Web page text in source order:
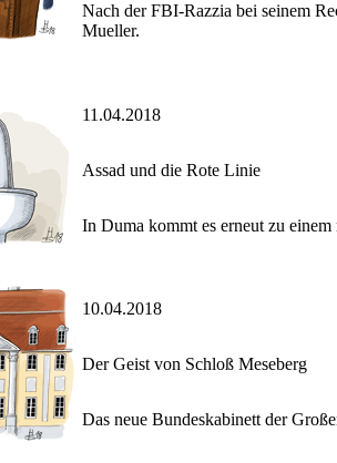
Nach der FBI-Razzia bei seinem
Mueller.
11.04.2018
Assad und die Rote Linie
In Duma kommt es erneut zu
10.04.2018
Der Geist von Schloß Meseberg
Das neue Bundeskabinett der